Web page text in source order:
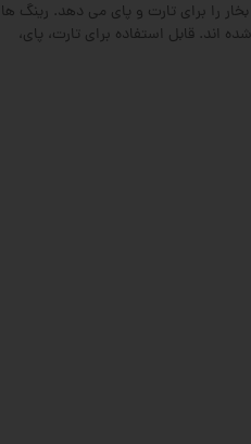
را برای تارت و پای می دهد. رینگ ها
اند. قابل استفاده برای تارت، پای،